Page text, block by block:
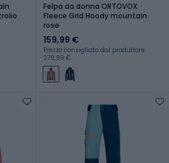
Felpa da donna ORTOVOX
Fleece Grid Hoody mountain
rose
159,99 €
Prezzo consigliato dal produttore:
279,99 €